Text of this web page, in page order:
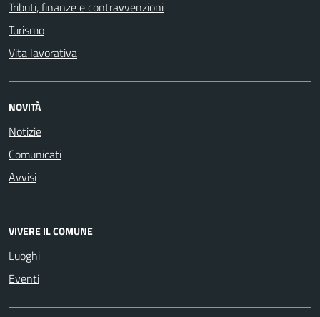
Tributi, finanze e contravvenzioni
Turismo
Vita lavorativa
NOVITÀ
Notizie
Comunicati
Avvisi
VIVERE IL COMUNE
Luoghi
Eventi